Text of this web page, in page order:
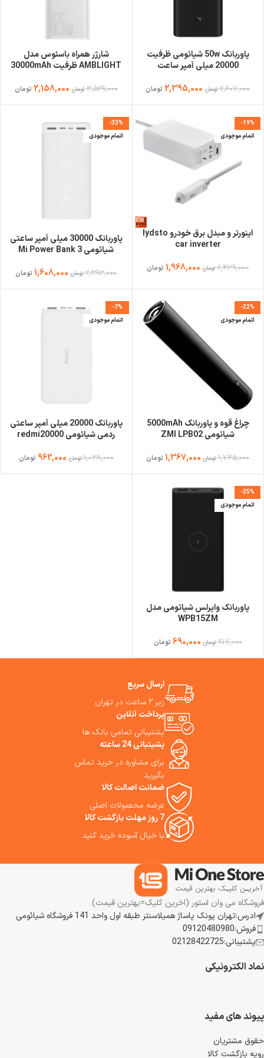
پاوربانک 50w شیائومی ظرفیت
20000 میلی آمپر ساعت
2,607,000 تومان 2,395,000 تومان
شارژر همراه باسئوس مدل
AMBLIGHT ظرفیت 30000mAh
3,529,000 تومان 2,158,000 تومان
-19%
اتمام موجودی
اینورتر و مبدل برق خودرو lydsto
car inverter
2,439,000 تومان 1,968,000 تومان
-33%
اتمام موجودی
پاوربانک 30000 میلی آمپر ساعتی
شیائومی Mi Power Bank 3
2,393,000 تومان 1,608,000 تومان
-22%
اتمام موجودی
چراغ قوه و پاوربانک 5000mAh
شیائومی ZMI LPB02
1,745,000 تومان 1,367,000 تومان
-7%
اتمام موجودی
پاوربانک 20000 میلی آمپر ساعتی
ردمی شیائومی redmi20000
1,038,000 تومان 962,000 تومان
-25%
اتمام موجودی
پاوربانک وایرلس شیائومی مدل
WPB15ZM
917,000 تومان 690,000 تومان
ارسال سریع
زیر ۲ ساعت در تهران
پرداخت آنلاین
پشتیبانی تمامی بانک ها
پشیتبانی 24 ساعته
برای مشاوره در خرید تماس
بگیرید
ضمانت اصالت کالا
عرضه محصولات اصلی
7 روز مهلت بازگشت کالا
با خیال آسوده خرید کنید
فروشگاه می وان استور (اخرین کلیک=بهترین قیمت)
ادرس:تهران پونک پاساژ همیلاسنتر طبقه اول واحد 141 فروشگاه شیائومی
فروش:09120480980
پشتیبانی:02128422725
نماد الکترونیکی
پیوند های مفید
حقوق مشتریان
رویه بازگشت کالا